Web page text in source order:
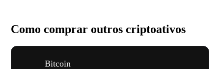
Como comprar outros criptoativos
Bitcoin